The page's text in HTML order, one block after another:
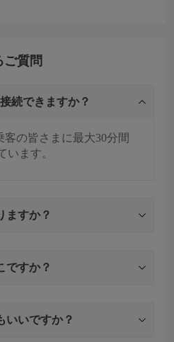
ご質問
続できますか？
の皆さまに最大30分間
います。
ますか？
ですか？
いいですか？